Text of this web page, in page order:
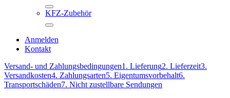
KFZ-Zubehör
Anmelden
Kontakt
Versand- und Zahlungsbedingungen1. Lieferung2. Lieferzeit3.
Versandkosten4. Zahlungsarten5. Eigentumsvorbehalt6.
Transportschäden7. Nicht zustellbare Sendungen